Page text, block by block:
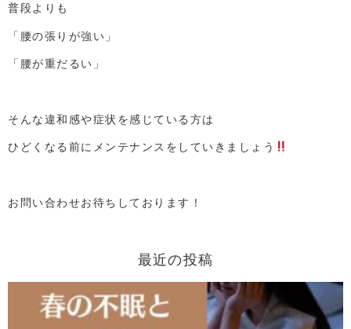
普段よりも
「腰の張りが強い」
「腰が重だるい」
そんな違和感や症状を感じている方は
ひどくなる前に メンテナンスをしていきましょう
お問い合わせお待ちしております！
最近の投稿